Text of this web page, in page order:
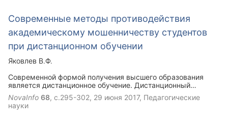
внутреннего сгорания.
Современные методы противодействия
академическому мошенничеству студентов
при дистанционном обучении
Яковлев В.Ф.
Современной формой получения высшего образования
является дистанционное обучение. Дистанционный
контроль успеваемости студентов производится путем
проверки выполненных заданий, присылаемых
преподавателям по электронной почте и по итогам онлайн –
NovaInfo 68, с.295-302, 29 июня 2017, Педагогические
науки